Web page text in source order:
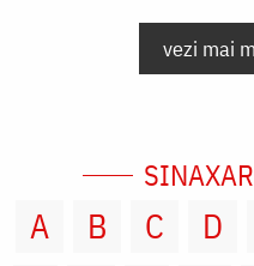
vezi mai
A B C D